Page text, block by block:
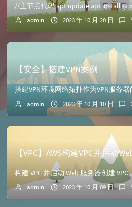
admin 2023 年 10 月 20 日
【安全】搭建VPN案例
admin 2023 年 10 月 10 日
【VPC】AWS构建VPC并启动
admin 2023 年 10 月 09 日